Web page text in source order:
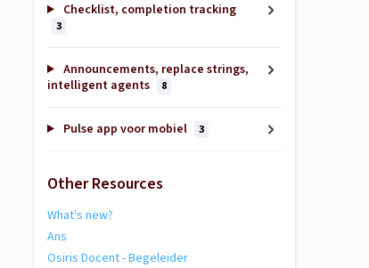
Checklist, completion tracking
3
Announcements, replace strings,
intelligent agents
8
Pulse app voor mobiel 3
Other Resources
What's new?
Ans
Osiris Docent - Begeleider